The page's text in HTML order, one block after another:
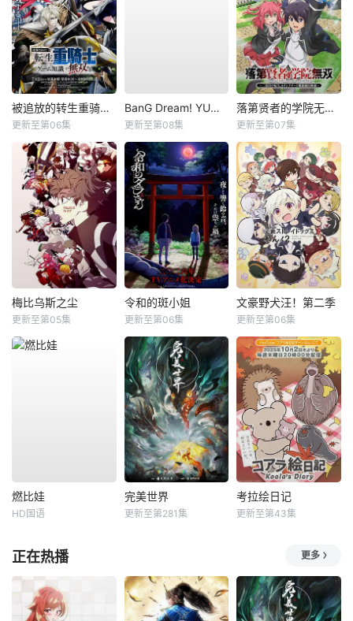
被追放的转生重骑士用游戏知识开无双
更新至第06集
BanG Dream! YUME∞MITA
更新至第08集
落第贤者的学院无双第二回转生，S等级作弊魔术师冒险记
更新至第07集
梅比乌斯之尘
更新至第05集
令和的斑小姐
更新至第06集
文豪野犬汪！第二季
更新至第06集
燃比娃
HD国语
完美世界
更新至第281集
考拉绘日记
更新至第43集
正在热播 更多